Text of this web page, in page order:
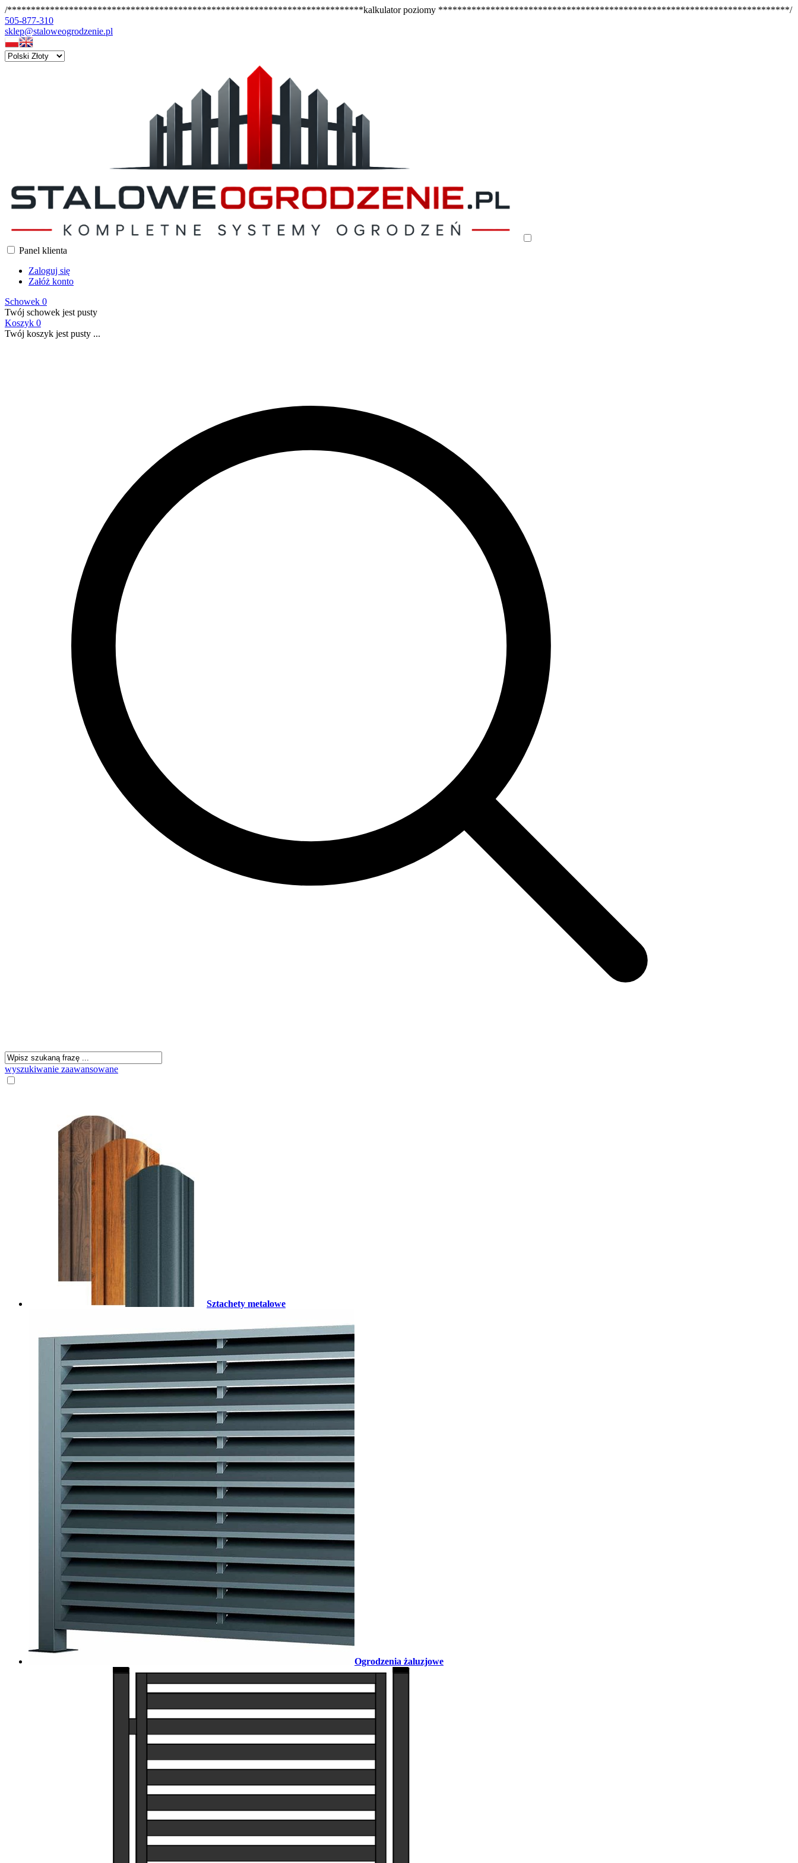
/***************************************************************************kalkulator poziomy **************************************************************************/
505-877-310
sklep@staloweogrodzenie.pl
Panel klienta
Zaloguj się
Załóż konto
Schowek 0
Twój schowek jest pusty
Koszyk 0
Twój koszyk jest pusty ...
wyszukiwanie zaawansowane
Sztachety metalowe
Ogrodzenia żaluzjowe